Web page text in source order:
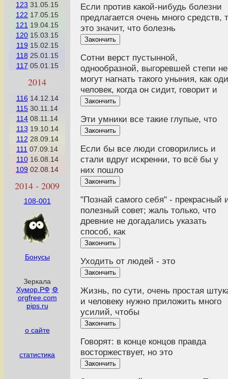
123 31.05.15
122 17.05.15
121 19.04.15
120 15.03.15
119 15.02.15
118 25.01.15
117 05.01.15
2014
116 14.12.14
115 30.11.14
114 08.11.14
113 19.10.14
112 28.09.14
111 07.09.14
11016.08.14
109 02.08.14
2014 - 2009
108-001
Бонусы
Зеркала
Хумор.РФ ⚙
orgfree.com
pips.ru
о сайте
статистика
Если против какой-нибудь болезни
предлагается очень много средств,
это значит, что болезнь
Закончить
Сотни верст пустынной,
однообразной, выгоревшей степи не
могут нагнать такого уныния, как
человек, когда он сидит, говорит и
Закончить
Эти умники все такие глупые, что
Закончить
Если бы все люди сговорились и
стали вдруг искренни, то всё бы у
них пошло
Закончить
"Познай самого себя" - прекрасный
полезный совет; жаль только, что
древние не догадались указать
способ, как
Закончить
Уходить от людей - это
Закончить
Жизнь, по сути, очень простая
и человеку нужно приложить много
усилий, чтобы
Закончить
Говорят: в конце концов правда
восторжествует, но это
Закончить